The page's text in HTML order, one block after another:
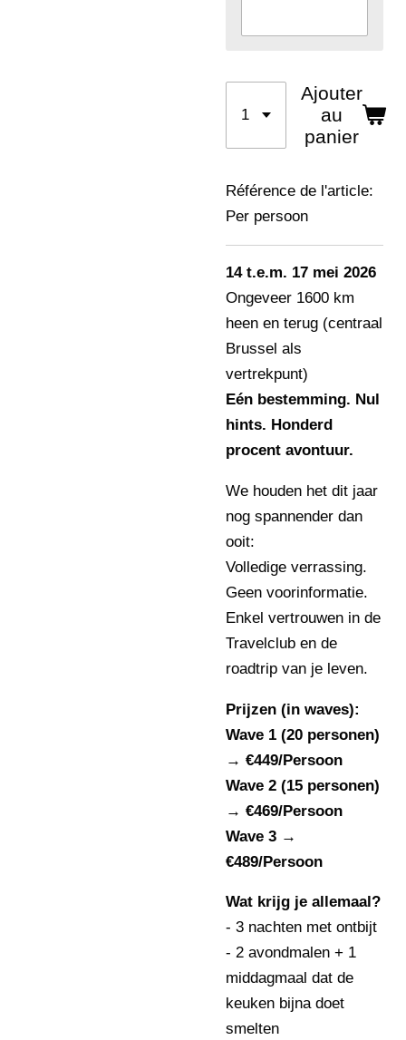
Ajouter
au
panier
Référence de l'article:
Per persoon
14 t.e.m. 17 mei 2026
Ongeveer 1600 km
heen en terug (centraal
Brussel als
vertrekpunt)
Eén bestemming. Nul
hints. Honderd
procent avontuur.
We houden het dit jaar
nog spannender dan
ooit:
Volledige verrassing.
Geen voorinformatie.
Enkel vertrouwen in de
Travelclub en de
roadtrip van je leven.
Prijzen (in waves):
Wave 1 (20 personen)
→ €449/Persoon
Wave 2 (15 personen)
→ €469/Persoon
Wave 3 →
€489/Persoon
Wat krijg je allemaal?
- 3 nachten met ontbijt
- 2 avondmalen + 1
middagmaal dat de
keuken bijna doet
smelten